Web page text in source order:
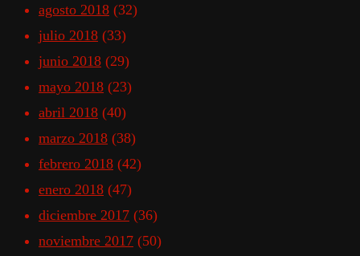
agosto 2018 (32)
julio 2018 (33)
junio 2018 (29)
mayo 2018 (23)
abril 2018 (40)
marzo 2018 (38)
febrero 2018 (42)
enero 2018 (47)
diciembre 2017 (36)
noviembre 2017 (50)